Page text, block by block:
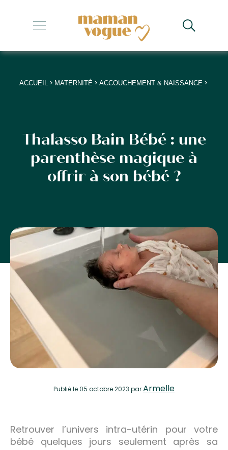
+
+
+
+
ACCUEIL> MATERNITÉ> ACCOUCHEMENT & NAISSANCE>
Thalasso Bain Bébé : une
parenthèse magique à
offrir à son bébé ?
Publiéle 05 octobre 2023 parArmelle
Retrouver l’univers intra-utérin pour votre
bébé quelques jours seulement après sa